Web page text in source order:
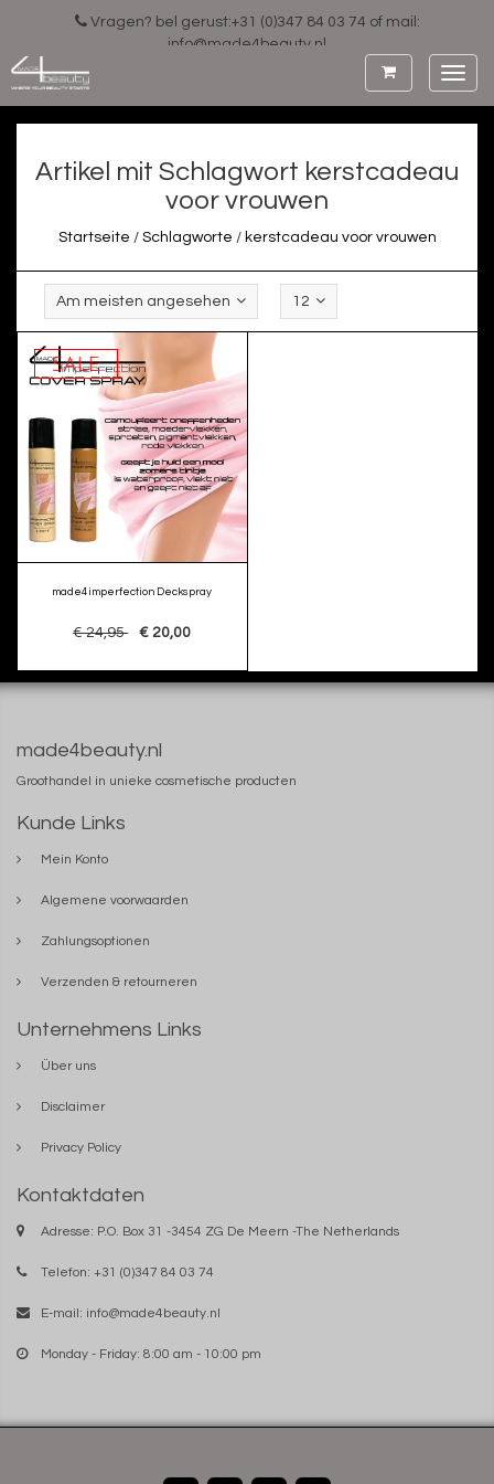
Vragen? bel gerust:+31 (0)347 84 03 74 of mail:
info@made4beauty.nl
Artikel mit Schlagwort kerstcadeau
voor vrouwen
Startseite / Schlagworte / kerstcadeau voor vrouwen
Am meisten angesehen 12
SALE
made4imperfection Deckspray
€ 24,95 € 20,00
made4beauty.nl
Groothandel in unieke cosmetische producten
Kunde Links
Mein Konto
Algemene voorwaarden
Zahlungsoptionen
Verzenden & retourneren
Unternehmens Links
Über uns
Disclaimer
Privacy Policy
Kontaktdaten
Adresse: P.O. Box 31 -3454 ZG De Meern -The Netherlands
Telefon: +31 (0)347 84 03 74
E-mail: info@made4beauty.nl
Monday - Friday: 8:00 am - 10:00 pm